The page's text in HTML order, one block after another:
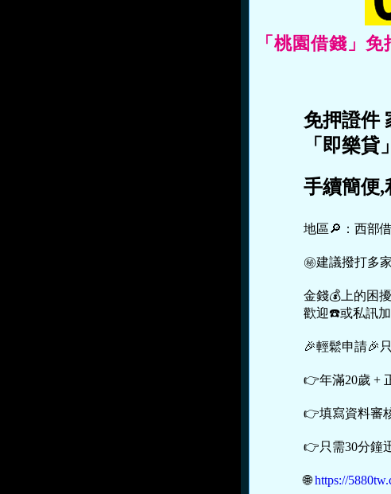
「桃園借錢」
免押證件
「即樂貸」
手續簡便,
地區🔎：西部
㊙建議撥打多
金錢💰上的困
歡迎☎️或私訊
🎉輕鬆申請🎉
👉年滿20歲 +
👉填寫資料審
👉只需30分鐘
🌐https://